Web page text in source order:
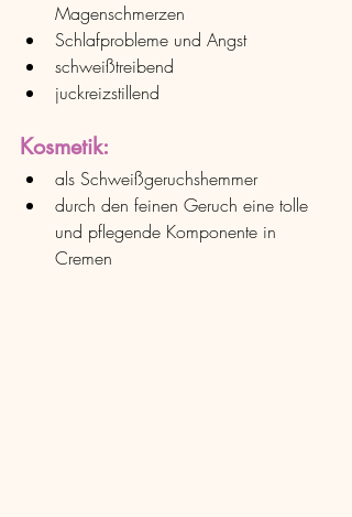
Magenschmerzen
Schlafprobleme und Angst
schweißtreibend
juckreizstillend
Kosmetik:
als Schweißgeruchshemmer
durch den feinen Geruch eine tolle
und pflegende Komponente in
Cremen